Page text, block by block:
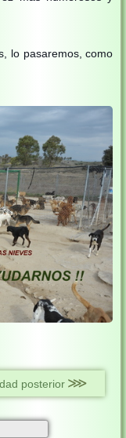
lo pasaremos, como
posterior ⋙